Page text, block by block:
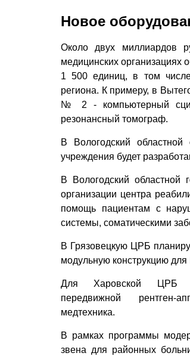
Новое
Около двух миллиардов
медицинских организациях
1 500 единиц, в том числе
региона. К примеру, в
№ 2 - компьютерный
резонансный томограф.
В Вологодский областной
учреждения будет
В Вологодский областной
организации центра
помощь пациентам с
системы, соматическими
В Грязовецкую ЦРБ
модульную конструкцию
Для Харовской ЦРБ
передвижной рентген-
медтехника.
В рамках программы
звена для районных